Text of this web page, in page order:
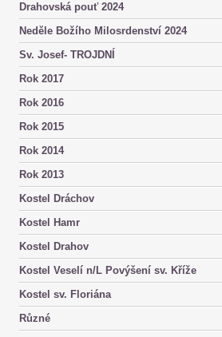
Drahovská pouť 2024
Neděle Božího Milosrdenství 2024
Sv. Josef- TROJDNÍ
Rok 2017
Rok 2016
Rok 2015
Rok 2014
Rok 2013
Kostel Dráchov
Kostel Hamr
Kostel Drahov
Kostel Veselí n/L Povýšení sv. Kříže
Kostel sv. Floriána
Různé